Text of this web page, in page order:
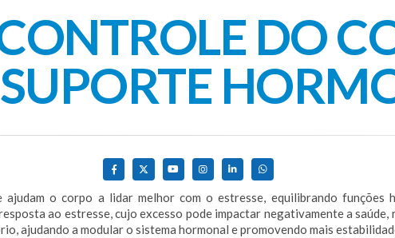
DO
o corpo a lidar melhor com o estresse, equilibrando funções
ao estresse, cujo excesso pode impactar negativamente a
ajudando a modular o sistema hormonal e promovendo mais